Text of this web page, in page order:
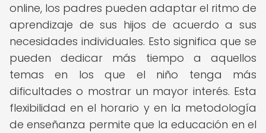
online, los padres pueden adaptar el ritmo de
aprendizaje de sus hijos de acuerdo a sus
necesidades individuales. Esto significa que se
pueden dedicar más tiempo a aquellos
temas en los que el niño tenga más
dificultades o mostrar un mayor interés. Esta
flexibilidad en el horario y en la metodología
de enseñanza permite que la educación en el